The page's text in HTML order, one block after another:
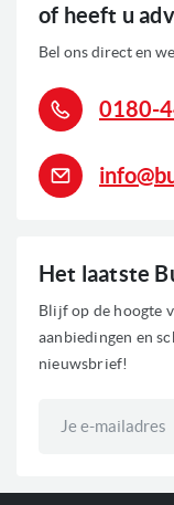
Het laatste
Blijf op de hoogte
aanbiedingen en
nieuwsbrief!
of heeft u
Bel ons direct en
0180-